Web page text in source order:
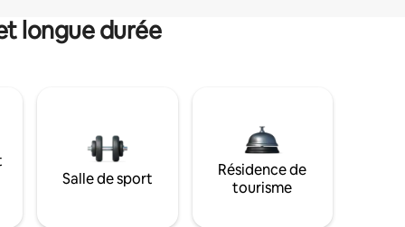
longue durée
Salle de sport
Résidence de
tourisme